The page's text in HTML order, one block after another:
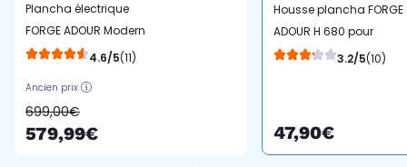
Plancha électrique
FORGE ADOUR Modern
E60 I Inox 2 brûleurs à
4.6/5(11)
Ancien prix
699,00€
579,99€
Housse plancha FORGE
ADOUR H 680 pour
plancha Base Origin
3.2/5(10)
47,90€